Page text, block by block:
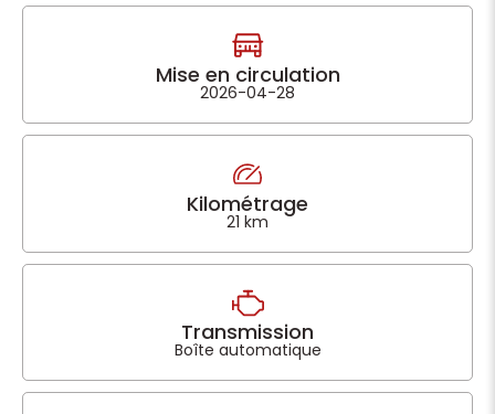
Mise en circulation
2026-04-28
Kilométrage
21 km
Transmission
Boîte automatique